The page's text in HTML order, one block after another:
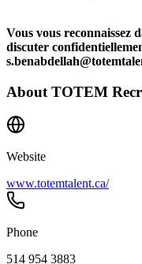
Vous vous reconnaissez
discuter
About TOTEM
Website
www.totemtalent.ca/
Phone
514 954 3883